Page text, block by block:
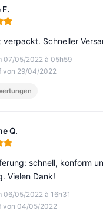
5 von 5
07/05/2022 à 05h59
von 29/04/2022
verpackt. Schneller
Q.
5 von 5
06/05/2022 à 16h31
von 04/05/2022
schnell, konform
Vielen Dank!